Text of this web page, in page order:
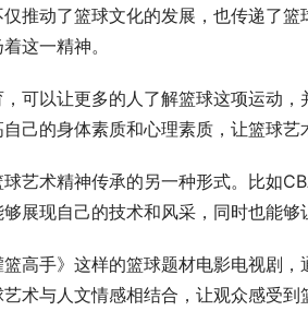
仅推动了篮球文化的发展，也传递了
这一精神。
可以让更多的人了解篮球这项运动
己的身体素质和心理素质，让篮球艺
艺术精神传承的另一种形式。比如
展现自己的技术和风采，同时也能够
高手》这样的篮球题材电影电视剧
术与人文情感相结合，让观众感受到